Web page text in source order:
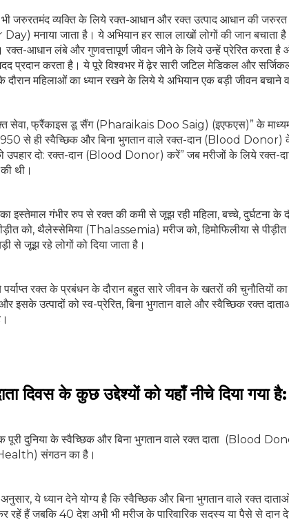
भी जरुरतमंद व्यक्ति के लिये रक्त-आधान और रक्त उत्पाद आधान की
मनाया जाता है। ये अभियान हर साल लाखों लोगों की जान बचाता
रक्त-आधान लंबे और गुणवत्तापूर्ण जीवन जीने के लिये उन्हें प्रेरित करता
प्रदान करता है। ये पूरे विश्वभर में ढ़ेर सारी जटिल मेडिकल और
महिलाओं का ध्यान रखने के लिये ये अभियान एक बड़ी जीवन बचाने
सेवा, फ्रैंकाइस डू सैंग (Pharaikais Doo Saig) (इएफएस)” के माध्यम
से ही स्वैच्छिक और बिना भुगतान वाले रक्त-दान (Blood Donor)
उपहार दो: रक्त-दान (Blood Donor) करें” जब मरीजों के लिये रक्त-
की थी।
इस्तेमाल गंभीर रुप से रक्त की कमी से जूझ रही महिला, बच्चे, दुर्घटना
को, थैलेस्सेमिया (Thalassemia) मरीज को, हिमोफिलीया से
से जूझ रहे लोगों को दिया जाता है।
रक्त के प्रबंधन के दौरान बहुत सारे जीवन के खतरों की चुनौतियों
और इसके उत्पादों को स्व-प्रेरित, बिना भुगतान वाले और स्वैच्छिक रक्त
दिवस के कुछ उद्देश्यों को यहाँ नीचे दिया गया है:
दुनिया के स्वैच्छिक और बिना भुगतान वाले रक्त दाता (Blood
संगठन का है।
ये ध्यान देने योग्य है कि स्वैच्छिक और बिना भुगतान वाले रक्त
रहें हैं जबकि 40 देश अभी भी मरीज के पारिवारिक सदस्य या पैसे से दान